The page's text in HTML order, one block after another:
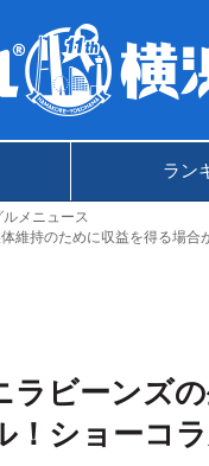
ラン
ルメニュース
維持のために収益を得る場合
ラビーンズ
！ショーコ